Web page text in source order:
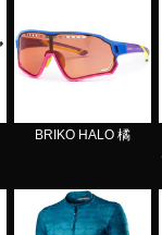
BRIKO HALO 橘